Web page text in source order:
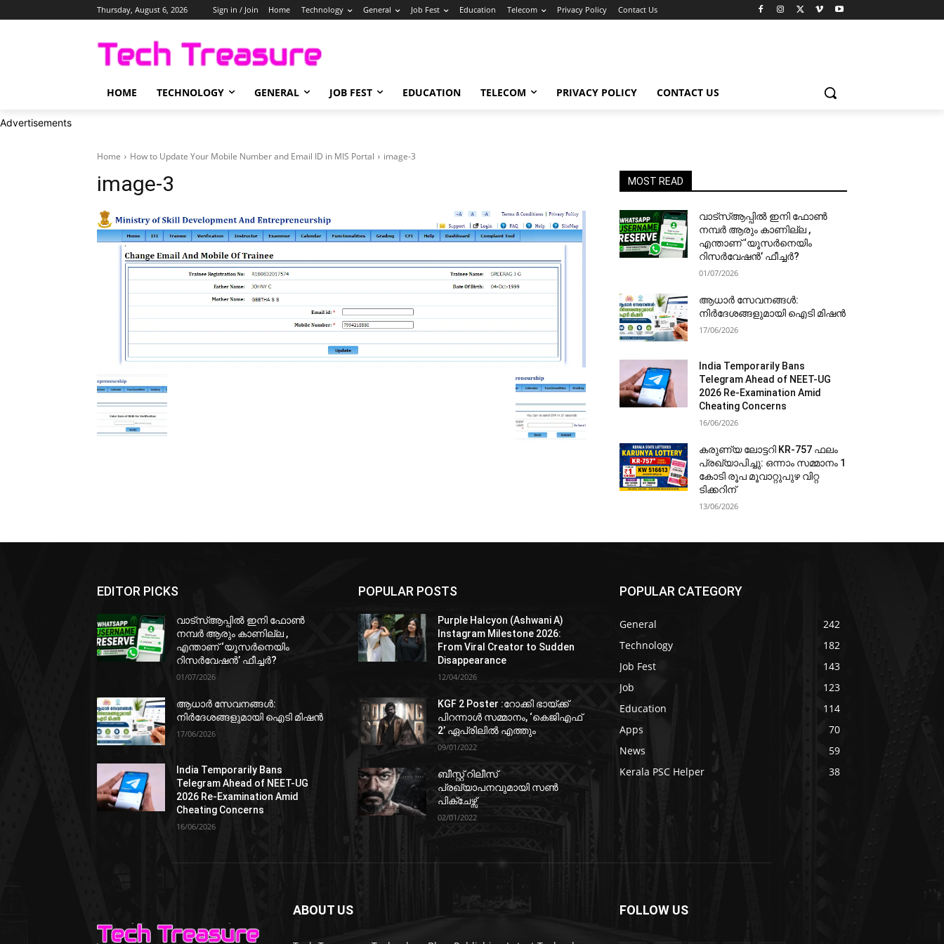
Thursday, August 6, 2026 Sign in / Join Home Technology General Job Fest Education Telecom Privacy Policy Contact Us
HOME TECHNOLOGY GENERAL JOB FEST EDUCATION TELECOM PRIVACY POLICY CONTACT US
Advertisements
Home How to Update Your Mobile Number and Email ID in MIS Portal image-3
image-3 MOST READ
വാട്‌സ്ആപ്പിൽ ഇനി ഫോൺ
നമ്പർ ആരും കാണില്ല ,
എന്താണ് ‘യൂസർനെയിം
റിസർവേഷൻ’ ഫീച്ചർ?
01/07/2026
ആധാർ സേവനങ്ങൾ:
നിർദേശങ്ങളുമായി ഐടി മിഷൻ
17/06/2026
India Temporarily Bans
Telegram Ahead of NEET-UG
2026 Re-Examination Amid
Cheating Concerns
16/06/2026
കരുണ്യ ലോട്ടറി KR-757 ഫലം
പ്രഖ്യാപിച്ചു: ഒന്നാം സമ്മാനം 1
കോടി രൂപ മൂവാറ്റുപുഴ വിറ്റ
ടിക്കറിന്
13/06/2026
EDITOR PICKS
വാട്‌സ്ആപ്പിൽ ഇനി ഫോൺ
നമ്പർ ആരും കാണില്ല ,
എന്താണ് ‘യൂസർനെയിം
റിസർവേഷൻ’ ഫീച്ചർ?
01/07/2026
ആധാർ സേവനങ്ങൾ:
നിർദേശങ്ങളുമായി ഐടി മിഷൻ
17/06/2026
India Temporarily Bans
Telegram Ahead of NEET-UG
2026 Re-Examination Amid
Cheating Concerns
16/06/2026
POPULAR POSTS
Purple Halcyon (Ashwani A)
Instagram Milestone 2026:
From Viral Creator to Sudden
Disappearance
12/04/2026
KGF 2 Poster :റോക്കി ഭായ്ക്ക്
പിറന്നാൾ സമ്മാനം, ‘കെജിഎഫ്
2’ ഏപ്രിലിൽ എത്തും
09/01/2022
ബീസ്റ്റ് റിലീസ്
പ്രഖ്യാപനവുമായി സണ്‍
പിക്ചേഴ്സ്
02/01/2022
POPULAR CATEGORY
General
242
Technology
182
Job Fest
143
Job
123
Education
114
Apps
70
News
59
Kerala PSC Helper
38
ABOUT US FOLLOW US